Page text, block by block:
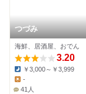
つづみ
海鮮、居酒屋、おでん
3.20
Dinner:
￥3,000～￥3,999
Lunch:
-
41人